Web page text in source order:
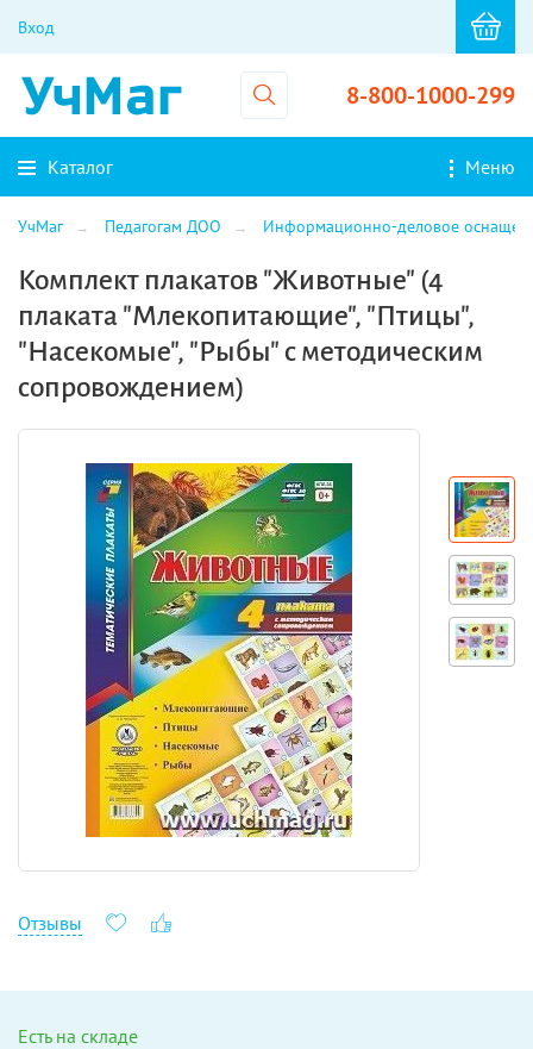
Вход
8-800-1000-299
Каталог Меню
УчМаг Педагогам ДОО Информационно-деловое
Комплект плакатов "Животные" (4
плаката "Млекопитающие", "Птицы",
"Насекомые", "Рыбы" с методическим
сопровождением)
Отзывы
Есть на складе